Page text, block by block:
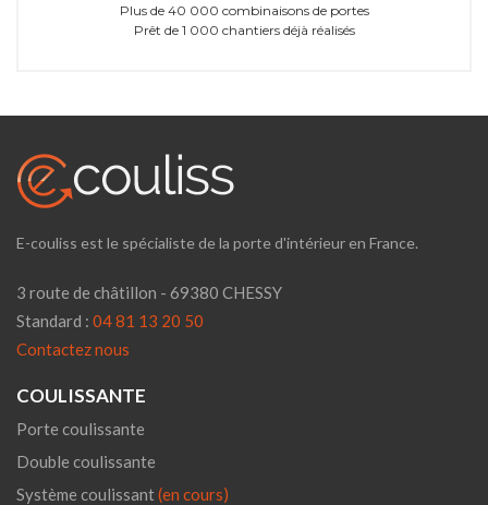
Plus de 40 000 combinaisons de portes
Prêt de 1 000 chantiers déjà réalisés
E-couliss est le spécialiste de la porte d'intérieur en France.
3 route de châtillon - 69380 CHESSY
Standard : 04 81 13 20 50
Contactez nous
COULISSANTE
Porte coulissante
Double coulissante
Système coulissant(en cours)